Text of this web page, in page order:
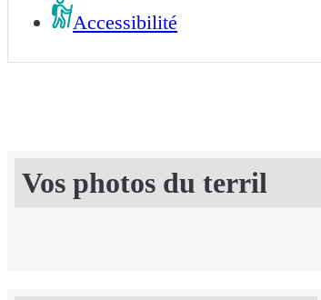
Accessibilité
Vos photos du terril